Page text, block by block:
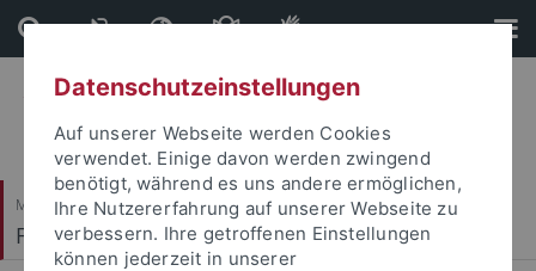
Direkt
zum
Inhalt
Direkt
zur
Fußleiste
Mathematisch-Naturwissenschaftliche Fakultät
Fachbereich Informatik
Datenschutzeinstellungen
Auf unserer Webseite werden Cookies
verwendet. Einige davon werden zwingend
benötigt, während es uns andere ermöglichen,
Ihre Nutzererfahrung auf unserer Webseite zu
verbessern. Ihre getroffenen Einstellungen
können jederzeit in unserer